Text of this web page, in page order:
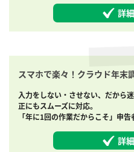
詳
スマホで楽々！クラウド年末
入力をしない・させない、だから
正にもスムーズに対応。
「年に1回の作業だからこそ」申告
詳